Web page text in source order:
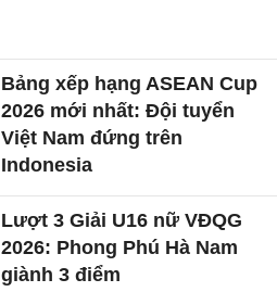
Bảng xếp hạng ASEAN Cup
2026 mới nhất: Đội tuyển
Việt Nam đứng trên
Indonesia
Lượt 3 Giải U16 nữ VĐQG
2026: Phong Phú Hà Nam
giành 3 điểm